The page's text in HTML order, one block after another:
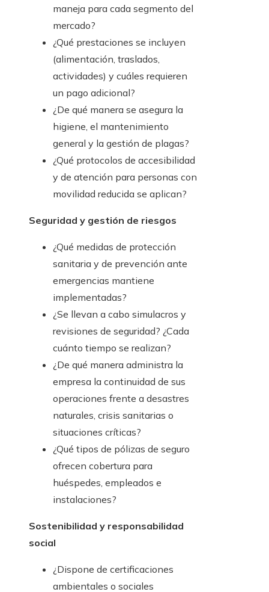
maneja para cada segmento del
mercado?
¿Qué prestaciones se incluyen
(alimentación, traslados,
actividades) y cuáles requieren
un pago adicional?
¿De qué manera se asegura la
higiene, el mantenimiento
general y la gestión de plagas?
¿Qué protocolos de accesibilidad
y de atención para personas con
movilidad reducida se aplican?
Seguridad y gestión de riesgos
¿Qué medidas de protección
sanitaria y de prevención ante
emergencias mantiene
implementadas?
¿Se llevan a cabo simulacros y
revisiones de seguridad? ¿Cada
cuánto tiempo se realizan?
¿De qué manera administra la
empresa la continuidad de sus
operaciones frente a desastres
naturales, crisis sanitarias o
situaciones críticas?
¿Qué tipos de pólizas de seguro
ofrecen cobertura para
huéspedes, empleados e
instalaciones?
Sostenibilidad y responsabilidad
social
¿Dispone de certificaciones
ambientales o sociales